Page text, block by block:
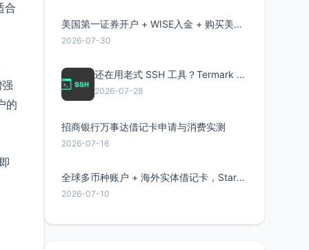
合
的
美国第一证券开户 + WISE入金 + 购买美股全流程分享
2026-07-30
还在用老式 SSH 工具？Termark 新一代跨平台智能SSH客户端了解一下
2026-07-28
招商银行万事达借记卡申请与消费实测
2026-07-16
全球多币种账户 + 海外实体借记卡，Starryblu开户教程与注意事项
2026-07-10